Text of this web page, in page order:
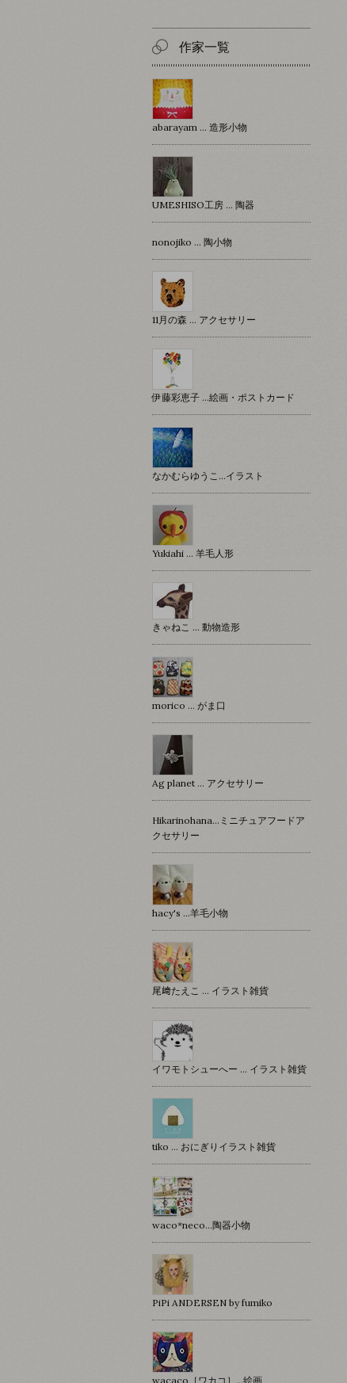
作家一覧
abarayam … 造形小物
UMESHISO工房 … 陶器
nonojiko ... 陶小物
11月の森 … アクセサリー
伊藤彩恵子 …絵画・ポストカード
なかむらゆうこ…イラスト
Yukiahi … 羊毛人形
きゃねこ … 動物造形
morico … がま口
Ag planet … アクセサリー
Hikarinohana…ミニチュアフードア
クセサリー
hacy's …羊毛小物
尾﨑たえこ … イラスト雑貨
イワモトシューへー … イラスト雑貨
tiko … おにぎりイラスト雑貨
waco*neco...陶器小物
PiPi ANDERSEN by fumiko
wacaco［ワカコ］…絵画